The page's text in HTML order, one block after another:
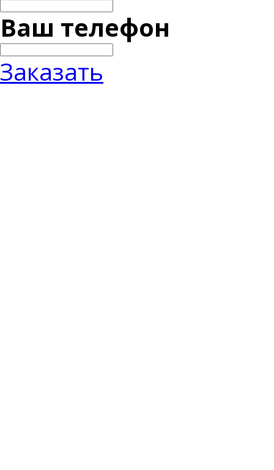
Ваш телефон
Заказать